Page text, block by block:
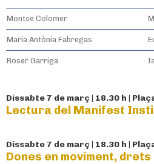
Montse Colomer
Maria Antònia Fabregas
Roser Garriga
Dissabte 7 de març | 18.30 h |
Lectura del Manifest
Dissabte 7 de març | 18.30 h |
Dones en moviment,